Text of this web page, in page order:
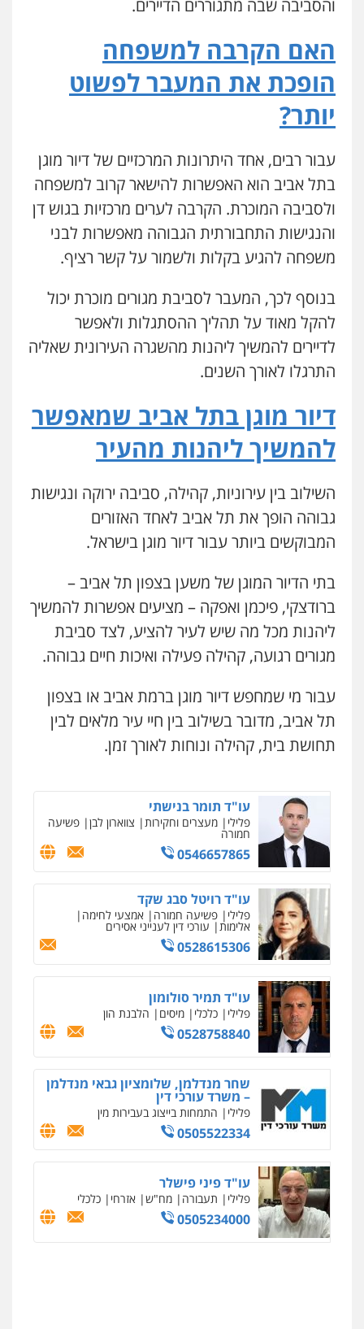
והסביבה שבה מתגוררים הדיירים.
האם הקרבה למשפחה
הופכת את המעבר לפשוט
יותר?
עבור רבים, אחד היתרונות המרכזיים של דיור מוגן
בתל אביב הוא האפשרות להישאר קרוב למשפחה
ולסביבה המוכרת. הקרבה לערים מרכזיות בגוש דן
והנגישות התחבורתית הגבוהה מאפשרות לבני
משפחה להגיע בקלות ולשמור על קשר רציף.
בנוסף לכך, המעבר לסביבת מגורים מוכרת יכול
להקל מאוד על תהליך ההסתגלות ולאפשר
לדיירים להמשיך ליהנות מהשגרה העירונית שאליה
התרגלו לאורך השנים.
דיור מוגן בתל אביב שמאפשר
להמשיך ליהנות מהעיר
השילוב בין עירוניות, קהילה, סביבה ירוקה ונגישות
גבוהה הופך את תל אביב לאחד האזורים
המבוקשים ביותר עבור דיור מוגן בישראל.
בתי הדיור המוגן של משען בצפון תל אביב –
ברודצקי, פיכמן ואפקה – מציעים אפשרות להמשיך
ליהנות מכל מה שיש לעיר להציע, לצד סביבת
מגורים רגועה, קהילה פעילה ואיכות חיים גבוהה.
עבור מי שמחפש דיור מוגן ברמת אביב או בצפון
תל אביב, מדובר בשילוב בין חיי עיר מלאים לבין
תחושת בית, קהילה ונוחות לאורך זמן.
עו"ד תומר בנישתי
פלילי מעצרים וחקירות צווארון לבן פשיעה
חמורה
0546657865
עו"ד רויטל סבג שקד
פלילי פשיעה חמורה אמצעי לחימה
אלימות עורכי דין לענייני אסירים
0528615306
עו"ד תמיר סולומון
פלילי כלכלי מיסים הלבנת הון
0528758840
שחר מנדלמן, שלומציון גבאי מנדלמן
– משרד עורכי דין
פלילי התמחות בייצוג בעבירות מין
0505522334
עו"ד פיני פישלר
פלילי תעבורה מח"ש אזרחי כלכלי
0505234000